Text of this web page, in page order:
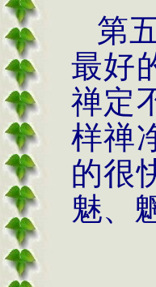
第
最好
禅定
样禅
的很
魅、